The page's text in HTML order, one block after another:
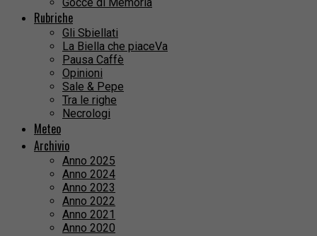
Gocce di Memoria
Rubriche
Gli Sbiellati
La Biella che piaceVa
Pausa Caffè
Opinioni
Sale & Pepe
Tra le righe
Necrologi
Meteo
Archivio
Anno 2025
Anno 2024
Anno 2023
Anno 2022
Anno 2021
Anno 2020